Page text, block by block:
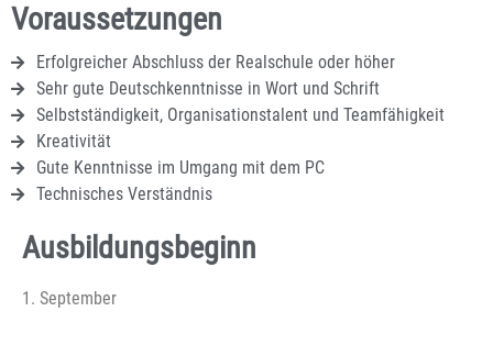
Voraussetzungen
Erfolgreicher Abschluss der Realschule oder höher
Sehr gute Deutschkenntnisse in Wort und Schrift
Selbstständigkeit, Organisationstalent und Teamfähigkeit
Kreativität
Gute Kenntnisse im Umgang mit dem PC
Technisches Verständnis
Ausbildungsbeginn
1. September